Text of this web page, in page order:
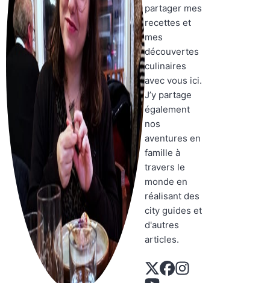
partager mes
recettes et
mes
découvertes
culinaires
avec vous ici.
J’y partage
également
nos
aventures en
famille à
travers le
monde en
réalisant des
city guides et
d'autres
articles.